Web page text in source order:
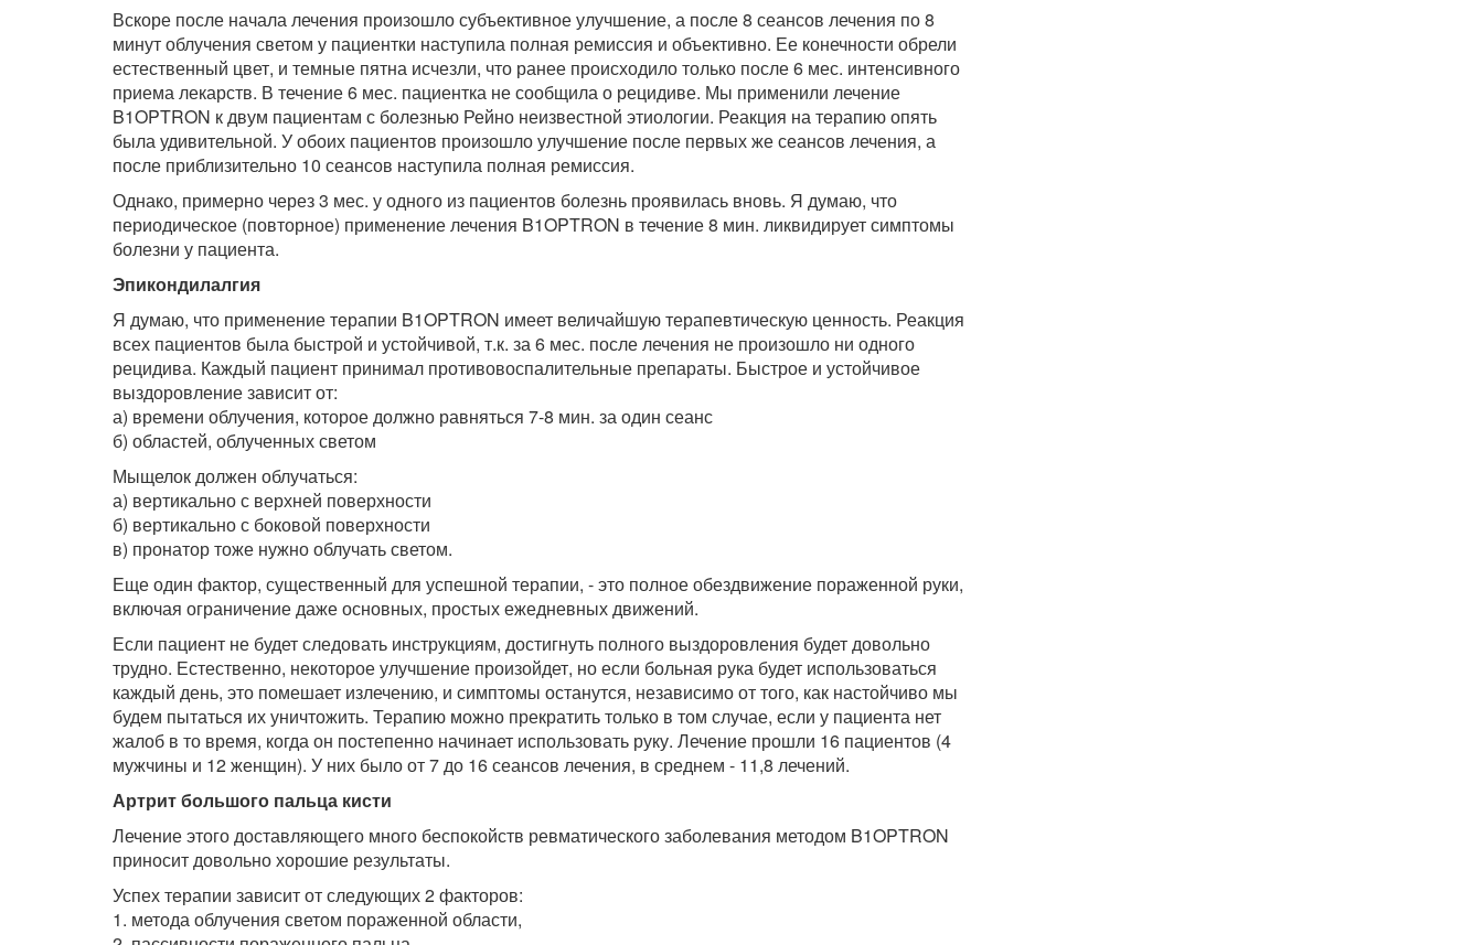
Вскоре после начала лечения произошло субъективное улучшение, а после 8 сеансов лечения по 8
минут облучения светом у пациентки наступила полная ремиссия и объективно. Ее конечности обрели
естественный цвет, и темные пятна исчезли, что ранее происходило только после 6 мес. интенсивного
приема лекарств. В течение 6 мес. пациентка не сообщила о рецидиве. Мы применили лечение
B1OPTRON к двум пациентам с болезнью Рейно неизвестной этиологии. Реакция на терапию опять
была удивительной. У обоих пациентов произошло улучшение после первых же сеансов лечения, а
после приблизительно 10 сеансов наступила полная ремиссия.
Однако, примерно через 3 мес. у одного из пациентов болезнь проявилась вновь. Я думаю, что
периодическое (повторное) применение лечения B1OPTRON в течение 8 мин. ликвидирует симптомы
болезни у пациента.
Эпикондилалгия
Я думаю, что применение терапии B1OPTRON имеет величайшую терапевтическую ценность. Реакция
всех пациентов была быстрой и устойчивой, т.к. за 6 мес. после лечения не произошло ни одного
рецидива. Каждый пациент принимал противовоспалительные препараты. Быстрое и устойчивое
выздоровление зависит от:
а) времени облучения, которое должно равняться 7-8 мин. за один сеанс
б) областей, облученных светом
Мыщелок должен облучаться:
а) вертикально с верхней поверхности
б) вертикально с боковой поверхности
в) пронатор тоже нужно облучать светом.
Еще один фактор, существенный для успешной терапии, - это полное обездвижение пораженной руки,
включая ограничение даже основных, простых ежедневных движений.
Если пациент не будет следовать инструкциям, достигнуть полного выздоровления будет довольно
трудно. Естественно, некоторое улучшение произойдет, но если больная рука будет использоваться
каждый день, это помешает излечению, и симптомы останутся, независимо от того, как настойчиво мы
будем пытаться их уничтожить. Терапию можно прекратить только в том случае, если у пациента нет
жалоб в то время, когда он постепенно начинает использовать руку. Лечение прошли 16 пациентов (4
мужчины и 12 женщин). У них было от 7 до 16 сеансов лечения, в среднем - 11,8 лечений.
Артрит большого пальца кисти
Лечение этого доставляющего много беспокойств ревматического заболевания методом B1OPTRON
приносит довольно хорошие результаты.
Успех терапии зависит от следующих 2 факторов:
1. метода облучения светом пораженной области,